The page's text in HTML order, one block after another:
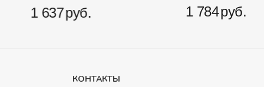
руб. руб.
КОНТАКТЫ